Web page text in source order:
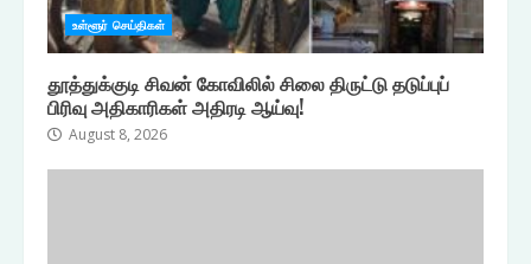
உள்ளூர் செய்திகள்
தூத்துக்குடி சிவன் கோவிலில் சிலை திருட்டு தடுப்புப்
பிரிவு அதிகாரிகள் அதிரடி ஆய்வு!
August 8, 2026